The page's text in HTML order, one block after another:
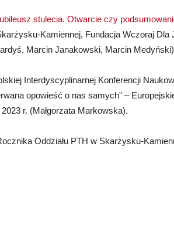
stulecia. Otwarcie czy
­Kamiennej, Fundacja Wczoraj
Marcin Janakowski, Marcin
Interdyscyplinarnej Konferencji
opowieść o nas samych” –
r. (Małgorzata Markowska).
Oddziału PTH w Skarżysku-